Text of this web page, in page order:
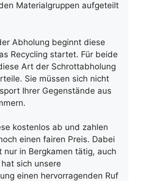
Materialgruppen aufgeteilt
Abholung beginnt diese
Recycling startet. Für beide
Art der Schrottabholung
Sie müssen sich nicht
Ihrer Gegenstände aus
kostenlos ab und zahlen
einen fairen Preis. Dabei
nur in Bergkamen tätig, auch
sich unsere
einen hervorragenden Ruf